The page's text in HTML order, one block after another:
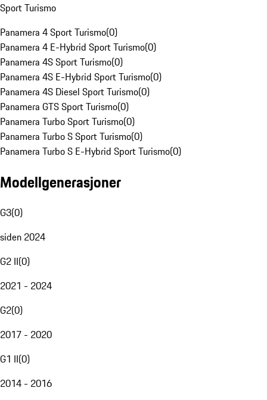
Sport Turismo
Panamera 4 Sport Turismo(0)
Panamera 4 E-Hybrid Sport Turismo(0)
Panamera 4S Sport Turismo(0)
Panamera 4S E-Hybrid Sport Turismo(0)
Panamera 4S Diesel Sport Turismo(0)
Panamera GTS Sport Turismo(0)
Panamera Turbo Sport Turismo(0)
Panamera Turbo S Sport Turismo(0)
Panamera Turbo S E-Hybrid Sport Turismo(0)
Modellgenerasjoner
G3(0)
siden 2024
G2 II(0)
2021 - 2024
G2(0)
2017 - 2020
G1 II(0)
2014 - 2016